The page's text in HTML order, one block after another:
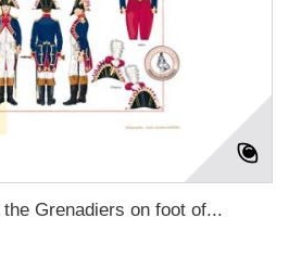
Grenadiers on foot of...